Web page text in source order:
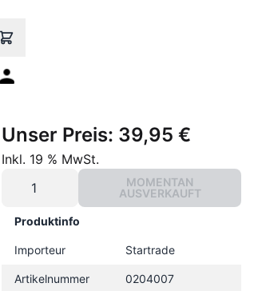
Unser Preis: 39,95 €
Inkl. 19 % MwSt.
MOMENTAN
AUSVERKAUFT
Produktinfo
Importeur Startrade
Artikelnummer 0204007